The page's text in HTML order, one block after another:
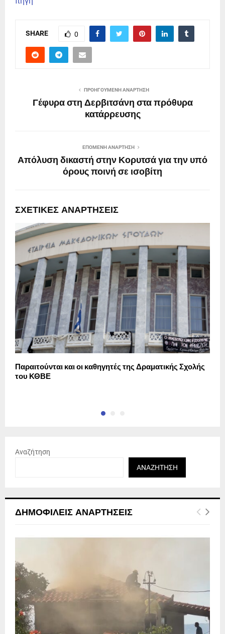
SHARE 0
ΠΡΟΗΓΟΎΜΕΝΗ ΑΝΆΡΤΗΣΗ
Γέφυρα στη Δερβιτσάνη στα πρόθυρα
κατάρρευσης
ΕΠΌΜΕΝΗ ΑΝΆΡΤΗΣΗ
Απόλυση δικαστή στην Κορυτσά για την υπό
όρους ποινή σε ισοβίτη
ΣΧΕΤΙΚΈΣ ΑΝΑΡΤΉΣΕΙΣ
Παραιτούνται και οι καθηγητές της Δραματικής Σχολής
του ΚΘΒΕ
Αναζήτηση
ΑΝΑΖΉΤΗΣΗ
ΔΗΜΟΦΙΛΕΊΣ ΑΝΑΡΤΉΣΕΙΣ